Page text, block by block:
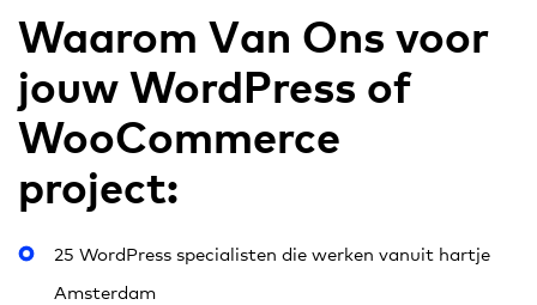
Waarom Van Ons voor
jouw WordPress of
WooCommerce
project:
25 WordPress specialisten die werken vanuit hartje
Amsterdam